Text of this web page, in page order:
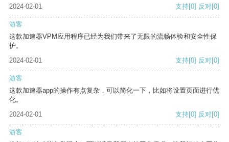
2024-02-01 支持[0] 反对[0]
游客
这款加速器VPM应用程序已经为我们带来了无限的流畅体验和安全性保
护。
2024-02-01
支持[0] 反对[0]
游客
这款加速器app的操作有点复杂，可以简化一下，比如将设置页面进行优
化。
2024-02-01
支持[0] 反对[0]
游客